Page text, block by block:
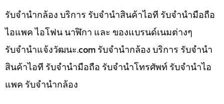
รับจำนำกล้อง บริการ รับจำนำสินค้าไอที รับจำนำมือถือ
ไอแพค ไอโฟน นาฬิกา และ ของแบรนด์เนมต่างๆ
รับจํานําแจ้งวัฒนะ.com รับจำนำกล้อง บริการ รับจำนำ
สินค้าไอที รับจำนำมือถือ รับจำนำโทรศัพท์ รับจำนำไอ
แพค รับจำนำกล้อง